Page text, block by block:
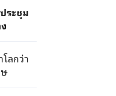
ระชุม
ลกว่า